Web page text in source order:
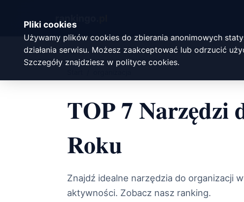
Pliki cookies
Używamy plików cookies do zbierania anonimowych
działania serwisu. Możesz zaakceptować lub odrzucić
Szczegóły znajdziesz w polityce cookies.
rankingo.
TOP 7 Narzędzi
Roku
Znajdź idealne narzędzia do organizacji
aktywności. Zobacz nasz ranking.